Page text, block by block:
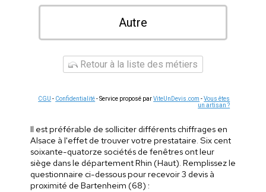
Autre
Retour à la liste des métiers
CGU - Confidentialité- Service proposé parViteUnDevis.com -Vous êtes
un artisan ?
Il est préférable de solliciter différents chiffrages en
Alsace à l'effet de trouver votre prestataire. Six cent
soixante-quatorze sociétés de fenêtres ont leur
siège dans le département Rhin (Haut). Remplissez le
questionnaire ci-dessous pour recevoir 3 devis à
proximité de Bartenheim (68) :